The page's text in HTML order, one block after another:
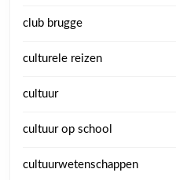
club brugge
culturele reizen
cultuur
cultuur op school
cultuurwetenschappen